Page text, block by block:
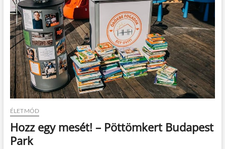
o
n
ÉLETMÓD
Hozz egy mesét! – Pöttömkert Budapest
Park